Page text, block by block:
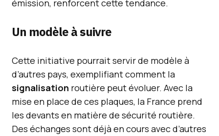
émission, renforcent cette tendance.
Un modèle à suivre
Cette initiative pourrait servir de modèle à
d’autres pays, exemplifiant comment la
signalisation routière peut évoluer. Avec la
mise en place de ces plaques, la France prend
les devants en matière de sécurité routière.
Des échanges sont déjà en cours avec d’autres